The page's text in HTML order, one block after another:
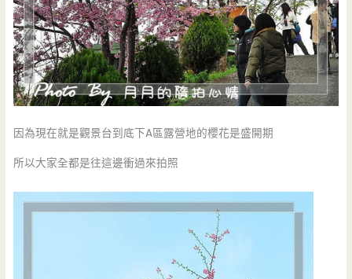
因為現在就是觀景台到底下A區露營地的櫻花是盛開期
所以大家全都是往這邊衝過來拍照